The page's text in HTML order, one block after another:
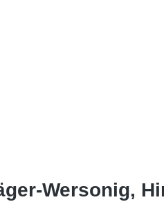
Wersonig,